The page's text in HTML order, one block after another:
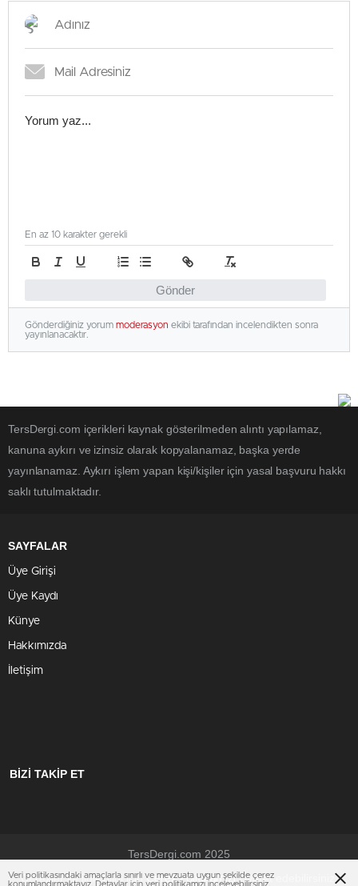
Gönder
En az 10 karakter gerekli
Gönderdiğiniz yorum moderasyon ekibi tarafından incelendikten sonra
yayınlanacaktır.
TersDergi.com içerikleri kaynak gösterilmeden alıntı yapılamaz,
kanuna aykırı ve izinsiz olarak kopyalanamaz, başka yerde
yayınlanamaz. Aykırı işlem yapan kişi/kişiler için yasal başvuru hakkı
saklı tutulmaktadır.
SAYFALAR
Üye Girişi
Üye Kaydı
Künye
Hakkımızda
İletişim
BİZİ TAKİP ET
TersDergi.com 2025
Çerezler ile ilgili bilgi içinÇerez Politikamızıziyaret edebilirsiniz.
Veri politikasındaki amaçlarla sınırlı ve mevzuata uygun şekilde çerez
konumlandırmaktayız. Detaylar için veri politikamızı inceleyebilirsiniz.